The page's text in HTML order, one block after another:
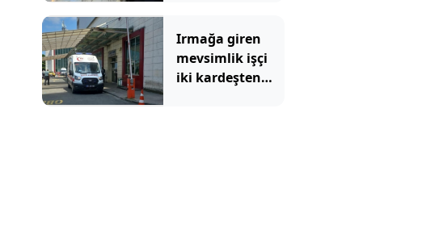
edici detaylar
ortaya çıktı
Irmağa giren
mevsimlik işçi
iki kardeşten